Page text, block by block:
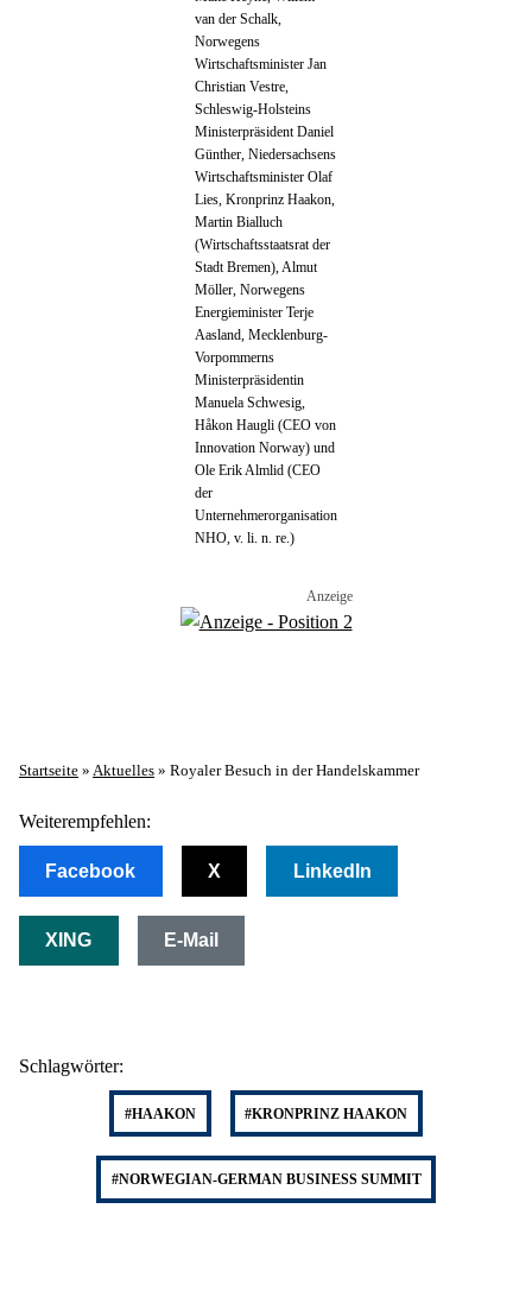
van der Schalk,
Norwegens
Wirtschaftsminister Jan
Christian Vestre,
Schleswig-Holsteins
Ministerpräsident Daniel
Günther, Niedersachsens
Wirtschaftsminister Olaf
Lies, Kronprinz Haakon,
Martin Bialluch
(Wirtschaftsstaatsrat der
Stadt Bremen), Almut
Möller, Norwegens
Energieminister Terje
Aasland, Mecklenburg-
Vorpommerns
Ministerpräsidentin
Manuela Schwesig,
Håkon Haugli (CEO von
Innovation Norway) und
Ole Erik Almlid (CEO
der
Unternehmerorganisation
NHO, v. li. n. re.)
Startseite » Aktuelles » Royaler Besuch in der Handelskammer
Weiterempfehlen:
Facebook X LinkedIn
XING E-Mail
Schlagwörter:
#HAAKON #KRONPRINZ HAAKON
#NORWEGIAN-GERMAN BUSINESS SUMMIT